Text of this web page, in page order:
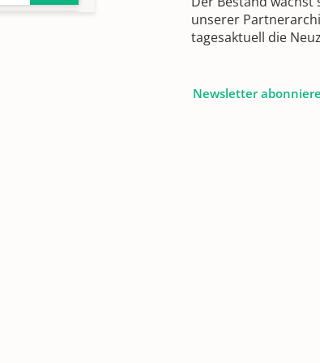
unserer
tagesaktuell die
Newsletter